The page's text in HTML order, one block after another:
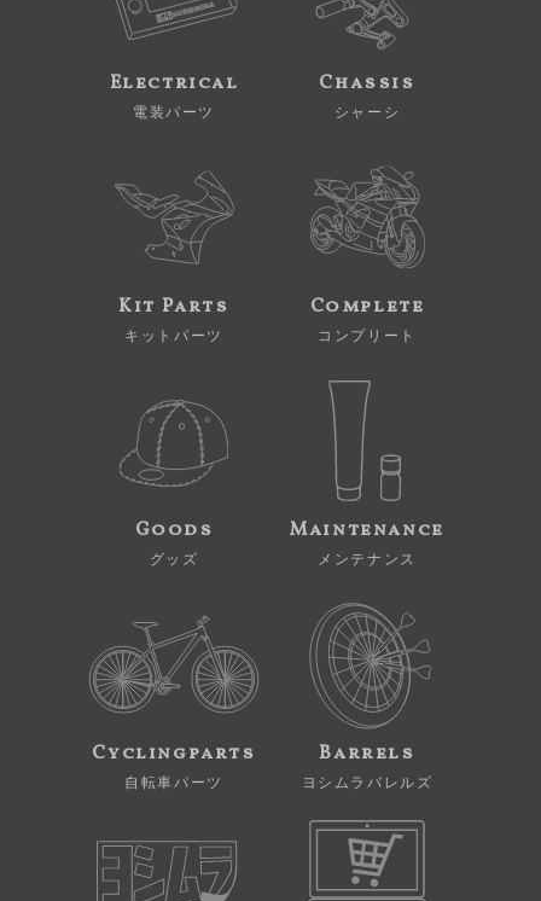
Electrical
電装パーツ
Chassis
シャーシ
Kit Parts
キットパーツ
Complete
コンプリート
Goods
グッズ
Maintenance
メンテナンス
Cyclingparts
自転車パーツ
Barrels
ヨシムラバレルズ